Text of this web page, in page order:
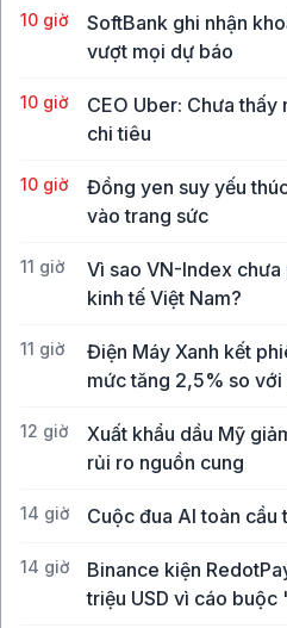
10 giờ
SoftBank ghi nhận
vượt mọi dự báo
10 giờ
CEO Uber: Chưa
chi tiêu
10 giờ
Đồng yen suy yếu
vào trang sức
11 giờ
Vì sao VN-Index
kinh tế Việt Nam?
11 giờ
Điện Máy Xanh kết
mức tăng 2,5% so với
12 giờ
Xuất khẩu dầu Mỹ
rủi ro nguồn cung
14 giờ Cuộc đua AI toàn cầu
14 giờ
Binance kiện
triệu USD vì cáo